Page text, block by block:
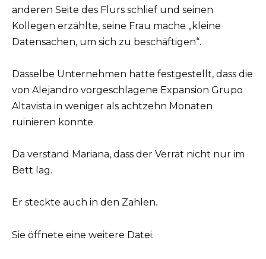
anderen Seite des Flurs schlief und seinen
Kollegen erzählte, seine Frau mache „kleine
Datensachen, um sich zu beschäftigen“.
Dasselbe Unternehmen hatte festgestellt, dass die
von Alejandro vorgeschlagene Expansion Grupo
Altavista in weniger als achtzehn Monaten
ruinieren konnte.
Da verstand Mariana, dass der Verrat nicht nur im
Bett lag.
Er steckte auch in den Zahlen.
Sie öffnete eine weitere Datei.